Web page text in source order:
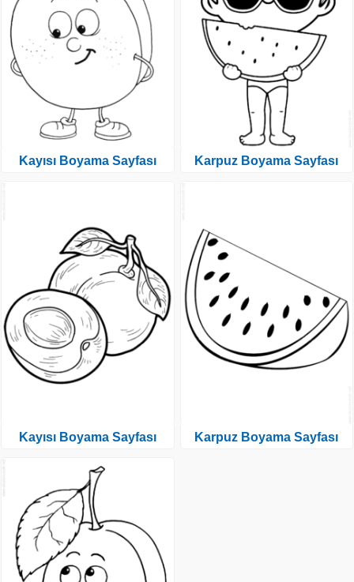
Kayısı Boyama Sayfası
Kayısı Boyama Sayfası
Karpuz Boyama Sayfası
Karpuz Boyama Sayfası